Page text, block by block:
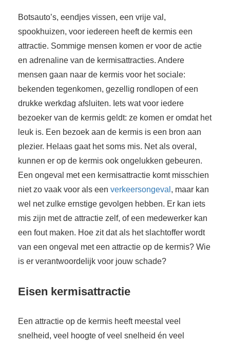
Botsauto’s, eendjes vissen, een vrije val,
spookhuizen, voor iedereen heeft de kermis een
attractie. Sommige mensen komen er voor de actie
en adrenaline van de kermisattracties. Andere
mensen gaan naar de kermis voor het sociale:
bekenden tegenkomen, gezellig rondlopen of een
drukke werkdag afsluiten. Iets wat voor iedere
bezoeker van de kermis geldt: ze komen er omdat het
leuk is. Een bezoek aan de kermis is een bron aan
plezier. Helaas gaat het soms mis. Net als overal,
kunnen er op de kermis ook ongelukken gebeuren.
Een ongeval met een kermisattractie komt misschien
niet zo vaak voor als een verkeersongeval , maar kan
wel net zulke ernstige gevolgen hebben. Er kan iets
mis zijn met de attractie zelf, of een medewerker kan
een fout maken. Hoe zit dat als het slachtoffer wordt
van een ongeval met een attractie op de kermis? Wie
is er verantwoordelijk voor jouw schade?
Eisen kermisattractie
Een attractie op de kermis heeft meestal veel
snelheid, veel hoogte of veel snelheid én veel